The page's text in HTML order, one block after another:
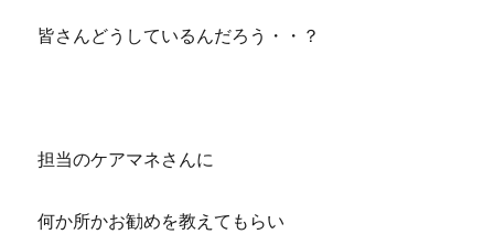
皆さんどうしているんだろう・・？
担当のケアマネさんに
何か所かお勧めを教えてもらい